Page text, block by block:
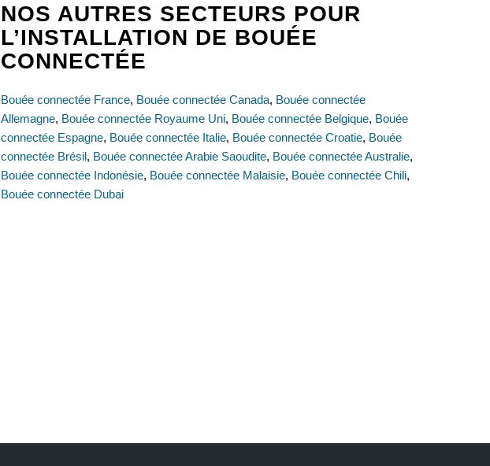
NOS AUTRES SECTEURS POUR
L’INSTALLATION DE BOUÉE
CONNECTÉE
Bouée connectée France, Bouée connectée Canada, Bouée connectée
Allemagne, Bouée connectée Royaume Uni, Bouée connectée Belgique, Bouée
connectée Espagne, Bouée connectée Italie, Bouée connectée Croatie, Bouée
connectée Brésil , Bouée connectée Arabie Saoudite, Bouée connectée Australie,
Bouée connectée Indonésie, Bouée connectée Malaisie, Bouée connectée Chili,
Bouée connectée Dubai